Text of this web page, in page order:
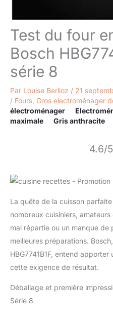
Test du four
Bosch
série 8
Par Louise Berlioz / 21
/ Fours Gros electroménager
électroménager
maximale
Gris anthracite
4.6/
La quête de la cuisson
nombreux cuisiniers,
mal répartie ou un manque de
meilleures préparations.
HBG7741B1F, entend
cette exigence de résultat.
Déballage et première
Série 8